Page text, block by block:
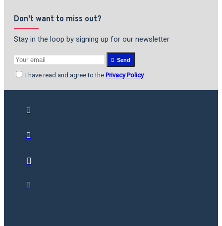
Don't want to miss out?
Stay in the loop by signing up for our newsletter
Send
I have read and agree to the Privacy Policy